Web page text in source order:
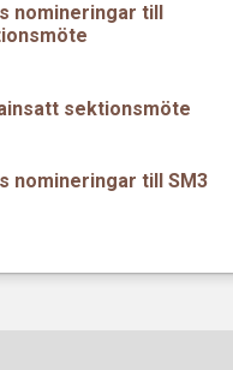
nomineringar till
sektionsmöte
nomineringar till SM3